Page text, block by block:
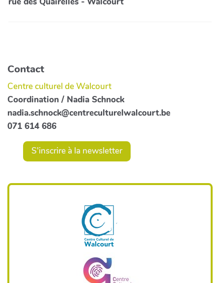
Contact
Centre culturel de Walcourt
Coordination / Nadia Schnock
nadia.schnock@centreculturelwalcourt.be
071 614 686
S'inscrire à la newsletter